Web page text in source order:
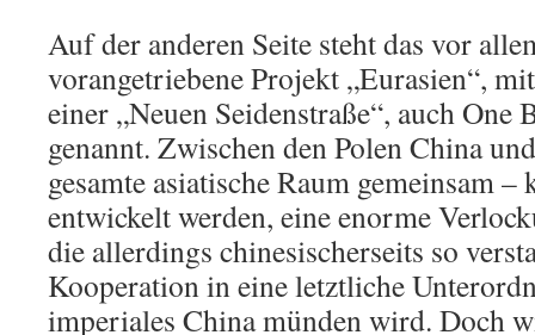
Auf der anderen Seite steht das vor
vorangetriebene Projekt „Eurasien“,
einer „Neuen Seidenstraße“, auch One
genannt. Zwischen den Polen China
gesamte asiatische Raum gemeinsam
entwickelt werden, eine enorme
die allerdings chinesischerseits so
Kooperation in eine letztliche
imperiales China münden wird. Doch